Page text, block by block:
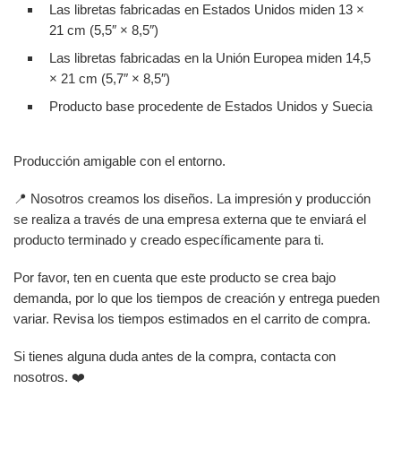
Las libretas fabricadas en Estados Unidos miden 13 ×
21 cm (5,5″ × 8,5″)
Las libretas fabricadas en la Unión Europea miden 14,5
× 21 cm (5,7″ × 8,5″)
Producto base procedente de Estados Unidos y Suecia
Producción amigable con el entorno.
📍 Nosotros creamos los diseños. La impresión y producción
se realiza a través de una empresa externa que te enviará el
producto terminado y creado específicamente para ti.
Por favor, ten en cuenta que este producto se crea bajo
demanda, por lo que los tiempos de creación y entrega pueden
variar. Revisa los tiempos estimados en el carrito de compra.
Si tienes alguna duda antes de la compra, contacta con
nosotros. ❤️